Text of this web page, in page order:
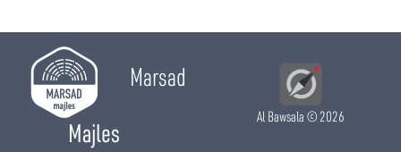
Marsad
Majles
Al Bawsala© 2026